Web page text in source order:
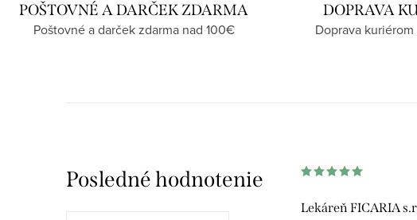
POŠTOVNÉ A DARČEK ZDARMA
Poštovné a darček zdarma nad 100€
DOPRAVA
Doprava
Posledné hodnotenie
Lekáreň FICARIA